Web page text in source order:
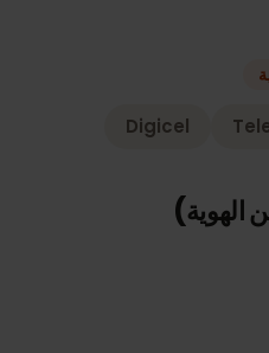
Digicel